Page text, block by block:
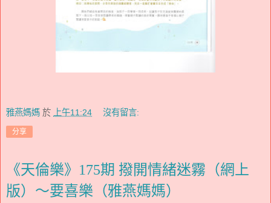
雅燕媽媽 於 上午11:24 沒有留言:
分享
《天倫樂》175期 撥開情緒迷霧（網上
版）～要喜樂（雅燕媽媽）